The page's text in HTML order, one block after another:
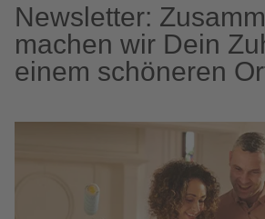
Newsletter:
machen wir Dein
einem schöneren